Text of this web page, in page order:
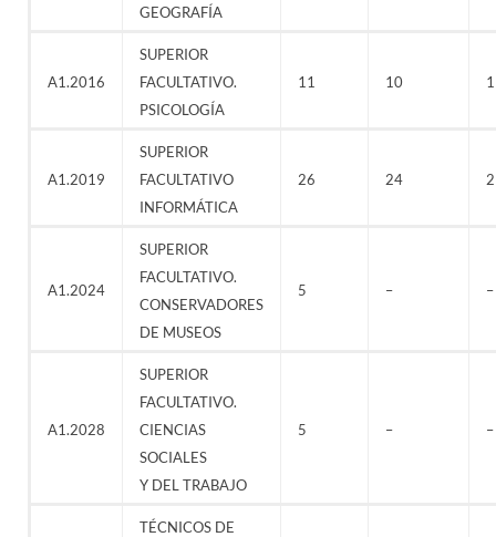
GEOGRAFÍA
A1.2016
SUPERIOR
FACULTATIVO.
PSICOLOGÍA
11 10 1
A1.2019
SUPERIOR
FACULTATIVO
INFORMÁTICA
26 24 2
A1.2024
SUPERIOR
FACULTATIVO.
CONSERVADORES
DE MUSEOS
5 – –
A1.2028
SUPERIOR
FACULTATIVO.
CIENCIAS
SOCIALES
Y DEL TRABAJO
5 – –
TÉCNICOS DE